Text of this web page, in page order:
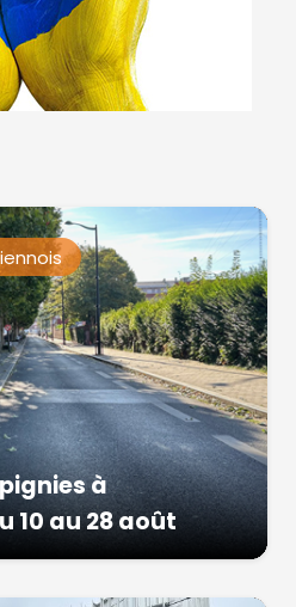
à
10 au 28 août